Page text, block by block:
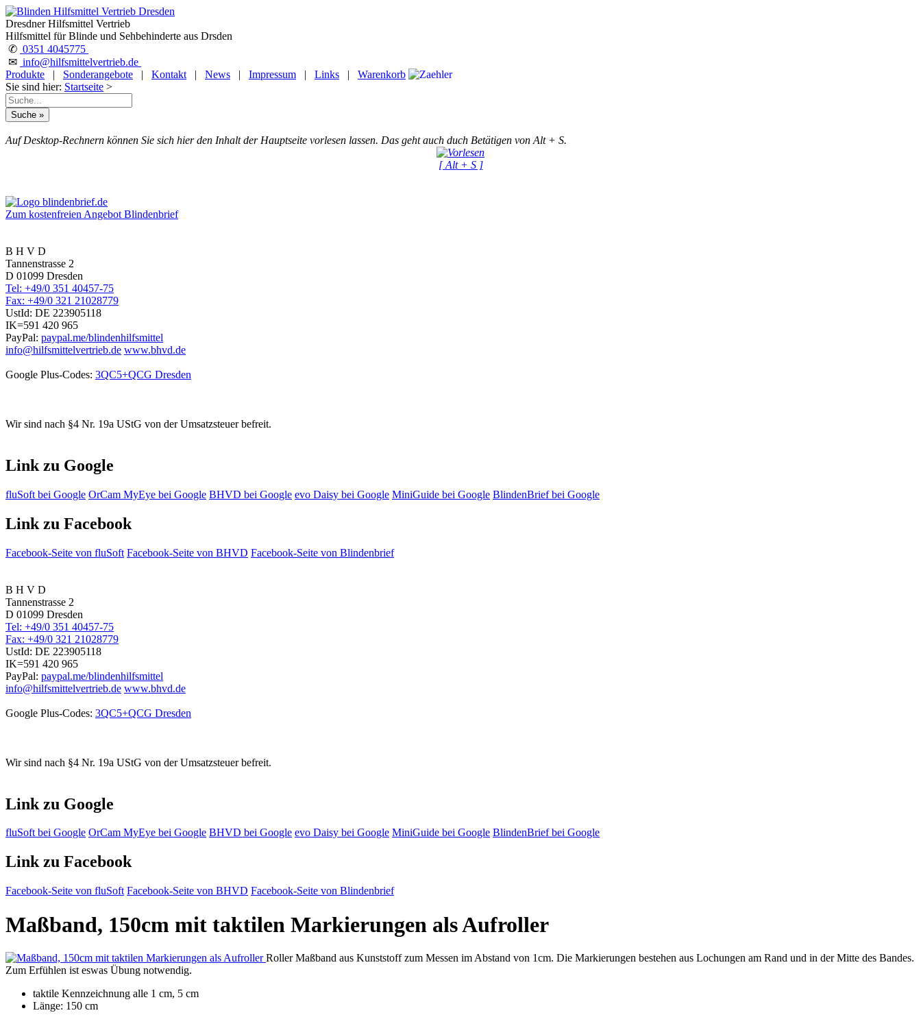
Dresdner Hilfsmittel Vertrieb
Hilfsmittel für Blinde und Sehbehinderte aus Drsden
✆ 0351 4045775
✉ info@hilfsmittelvertrieb.de
Produkte
| Sonderangebote | Kontakt | News | Impressum | Links |
Warenkorb
Sie sind hier: Startseite >
Auf Desktop-Rechnern können Sie sich hier den Inhalt der Hauptseite vorlesen lassen. Das geht auch duch Betätigen von Alt + S.
[ Alt + S ]
Zum kostenfreien Angebot Blindenbrief
B H V D
Tannenstrasse 2
D 01099 Dresden
Tel: +49/0 351 40457-75
Fax: +49/0 321 21028779
UstId: DE 223905118
IK=591 420 965
PayPal: paypal.me/blindenhilfsmittel
info@hilfsmittelvertrieb.de www.bhvd.de
Google Plus-Codes: 3QC5+QCG Dresden
Wir sind nach §4 Nr. 19a UStG von der Umsatzsteuer befreit.
Link zu Google
fluSoft bei Google OrCam MyEye bei Google BHVD bei Google evo Daisy bei Google MiniGuide bei Google BlindenBrief bei Google
Link zu Facebook
Facebook-Seite von fluSoft Facebook-Seite von BHVD Facebook-Seite von Blindenbrief
B H V D
Tannenstrasse 2
D 01099 Dresden
Tel: +49/0 351 40457-75
Fax: +49/0 321 21028779
UstId: DE 223905118
IK=591 420 965
PayPal: paypal.me/blindenhilfsmittel
info@hilfsmittelvertrieb.de www.bhvd.de
Google Plus-Codes: 3QC5+QCG Dresden
Wir sind nach §4 Nr. 19a UStG von der Umsatzsteuer befreit.
Link zu Google
fluSoft bei Google OrCam MyEye bei Google BHVD bei Google evo Daisy bei Google MiniGuide bei Google BlindenBrief bei Google
Link zu Facebook
Facebook-Seite von fluSoft Facebook-Seite von BHVD Facebook-Seite von Blindenbrief
Maßband, 150cm mit taktilen Markierungen als Aufroller
Roller Maßband aus Kunststoff zum Messen im Abstand von 1cm. Die Markierungen bestehen aus Lochungen am Rand und in der Mitte des Bandes.
Zum Erfühlen ist eswas Übung notwendig.
taktile Kennzeichnung alle 1 cm, 5 cm
Länge: 150 cm